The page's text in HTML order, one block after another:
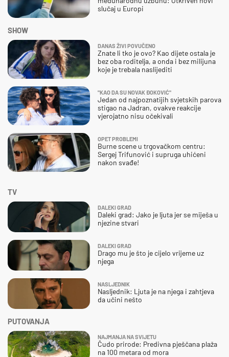
slučaj u Europi
SHOW
DANAS ŽIVI POVUČENO
Znate li tko je ovo? Kao dijete ostala je
bez oba roditelja, a onda i bez milijuna
koje je trebala naslijediti
"KAO DA SU NOVAK ĐOKOVIĆ"
Jedan od najpoznatijih svjetskih parova
stigao na Jadran, ovakve reakcije
vjerojatno nisu očekivali
OPET PROBLEMI
Burne scene u trgovačkom centru:
Sergej Trifunović i supruga uhićeni
nakon svađe!
TV
DALEKI GRAD
Daleki grad: Jako je ljuta jer se miješa u
njezine stvari
DALEKI GRAD
Drago mu je što je cijelo vrijeme uz
njega
NASLJEDNIK
Nasljednik: Ljuta je na njega i zahtjeva
da učini nešto
PUTOVANJA
NAJMANJA NA SVIJETU
Čudo prirode: Predivna pješčana plaža
na 100 metara od mora